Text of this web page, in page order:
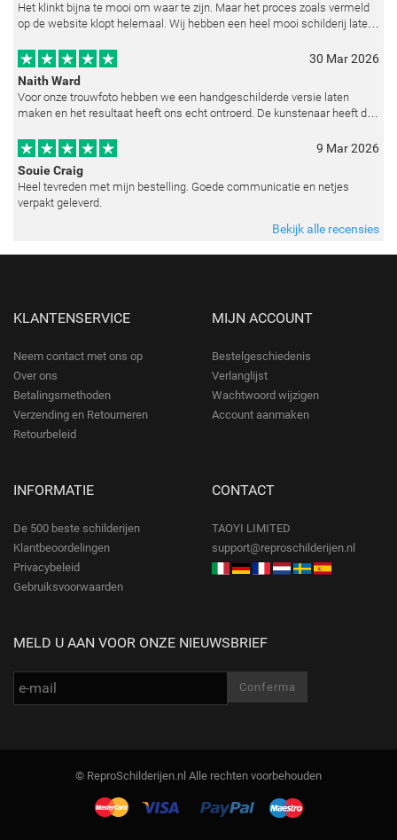
Het klinkt bijna te mooi om waar te zijn. Maar het proces zoals vermeld
op de website klopt helemaal. Wij hebben een heel mooi schilderij laten
30 Mar 2026
Naith Ward
Voor onze trouwfoto hebben we een handgeschilderde versie laten
maken en het resultaat heeft ons echt ontroerd. De kunstenaar heeft de
9 Mar 2026
Souie Craig
Heel tevreden met mijn bestelling. Goede communicatie en netjes
verpakt geleverd.
Bekijk alle recensies
KLANTENSERVICE
Neem contact met ons op
Over ons
Betalingsmethoden
Verzending en Retourneren
Retourbeleid
MIJN ACCOUNT
Bestelgeschiedenis
Verlanglijst
Wachtwoord wijzigen
Account aanmaken
INFORMATIE
De 500 beste schilderijen
Klantbeoordelingen
Privacybeleid
Gebruiksvoorwaarden
CONTACT
TAOYI LIMITED
support@reproschilderijen.nl
MELD U AAN VOOR ONZE NIEUWSBRIEF
© ReproSchilderijen.nl Alle rechten voorbehouden